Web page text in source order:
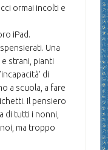
ormai incolti e
iPad.
Una
strani, pianti
di
a scuola, a fare
Il pensiero
di tutti i nonni,
ma troppo